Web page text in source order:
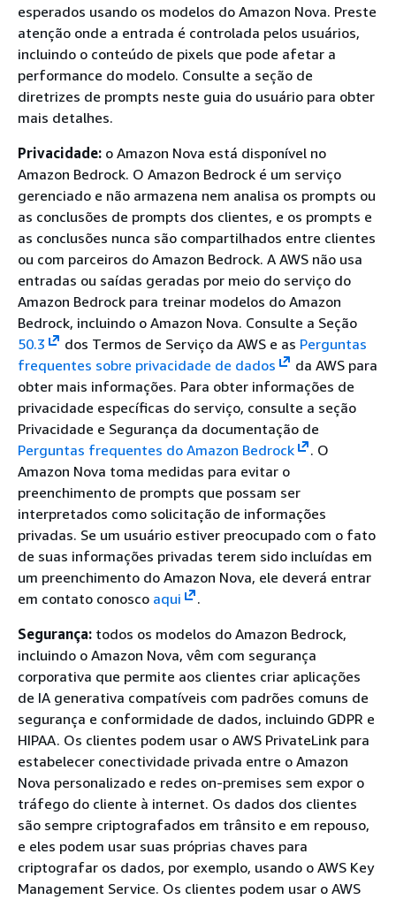
esperados usando os modelos do Amazon Nova. Preste
atenção onde a entrada é controlada pelos usuários,
incluindo o conteúdo de pixels que pode afetar a
performance do modelo. Consulte a seção de
diretrizes de prompts neste guia do usuário para obter
mais detalhes.
Privacidade: o Amazon Nova está disponível no
Amazon Bedrock. O Amazon Bedrock é um serviço
gerenciado e não armazena nem analisa os prompts ou
as conclusões de prompts dos clientes, e os prompts e
as conclusões nunca são compartilhados entre clientes
ou com parceiros do Amazon Bedrock. A AWS não usa
entradas ou saídas geradas por meio do serviço do
Amazon Bedrock para treinar modelos do Amazon
Bedrock, incluindo o Amazon Nova. Consulte a Seção
50.3
dos Termos de Serviço da AWS e as Perguntas
frequentes sobre privacidade de dados
da AWS para
obter mais informações. Para obter informações de
privacidade específicas do serviço, consulte a seção
Privacidade e Segurança da documentação de
Perguntas frequentes do Amazon Bedrock
. O
Amazon Nova toma medidas para evitar o
preenchimento de prompts que possam ser
interpretados como solicitação de informações
privadas. Se um usuário estiver preocupado com o fato
de suas informações privadas terem sido incluídas em
um preenchimento do Amazon Nova, ele deverá entrar
em contato conosco aqui
.
Segurança: todos os modelos do Amazon Bedrock,
incluindo o Amazon Nova, vêm com segurança
corporativa que permite aos clientes criar aplicações
de IA generativa compatíveis com padrões comuns de
segurança e conformidade de dados, incluindo GDPR e
HIPAA. Os clientes podem usar o AWS PrivateLink para
estabelecer conectividade privada entre o Amazon
Nova personalizado e redes on-premises sem expor o
tráfego do cliente à internet. Os dados dos clientes
são sempre criptografados em trânsito e em repouso,
e eles podem usar suas próprias chaves para
criptografar os dados, por exemplo, usando o AWS Key
Management Service. Os clientes podem usar o AWS